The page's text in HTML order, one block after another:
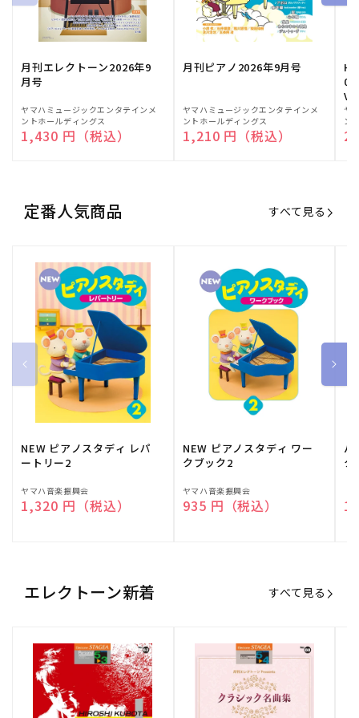
月刊エレクトーン2026年9
月号
販
売
元:
ヤマハミュージックエンタテインメ
ントホールディングス
通常価格
1,430 円（税込）
月刊ピアノ2026年9月号
販
売
元:
ヤマハミュージックエンタテインメ
ントホールディングス
通常価格
1,210 円（税込）
販
売
元:
ヤ
ン
定番人気商品 すべて見る
NEW ピアノスタディ レパ
ートリー2
販
売
ヤマハ音楽振興会
通常価格
1,320 円（税込）
NEW ピアノスタディ ワー
クブック2
販
売
ヤマハ音楽振興会
通常価格
935 円（税込）
バ
ク
売
エレクトーン新着 すべて見る